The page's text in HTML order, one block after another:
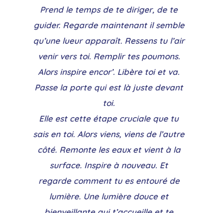
Prend le temps de te diriger, de te
guider. Regarde maintenant il semble
qu’une lueur apparaît. Ressens tu l’air
venir vers toi. Remplir tes poumons.
Alors inspire encor’. Libère toi et va.
Passe la porte qui est là juste devant
toi.
Elle est cette étape cruciale que tu
sais en toi. Alors viens, viens de l’autre
côté. Remonte les eaux et vient à la
surface. Inspire à nouveau. Et
regarde comment tu es entouré de
lumière. Une lumière douce et